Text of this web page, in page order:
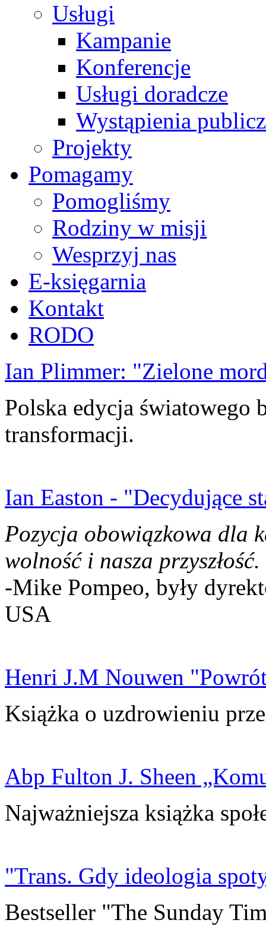
Usługi
Kampanie
Konferencje
Usługi doradcze
Wystąpienia
Projekty
Pomagamy
Pomogliśmy
Rodziny w misji
Wesprzyj nas
E-księgarnia
Kontakt
RODO
Ian Plimmer: "Zielone
Polska edycja światowego
transformacji.
Ian Easton - "Decydujące
Pozycja obowiązkowa dla
wolność i nasza przyszłość.
-Mike Pompeo, były
USA
Henri J.M Nouwen
Książka o uzdrowieniu
Abp Fulton J. Sheen
Najważniejsza książka
"Trans. Gdy ideologia
Bestseller "The Sunday